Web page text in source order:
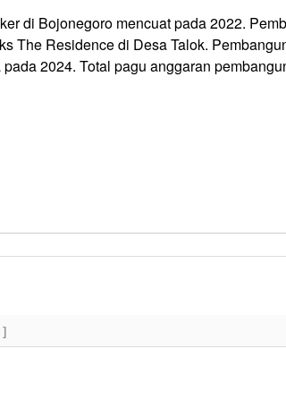
di Bojonegoro mencuat pada 2022.
The Residence di Desa Talok.
2024. Total pagu anggaran